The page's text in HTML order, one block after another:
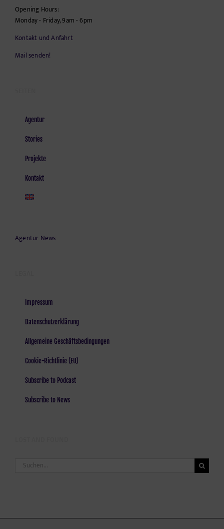
Opening Hours:
Monday - Friday, 9am - 6pm
Kontakt und Anfahrt
Mail senden!
Agentur
Stories
Projekte
Kontakt
Agentur News
Impressum
Datenschutzerklärung
Allgemeine Geschäftsbedingungen
Cookie-Richtlinie (EU)
Subscribe to Podcast
Subscribe to News
Suche